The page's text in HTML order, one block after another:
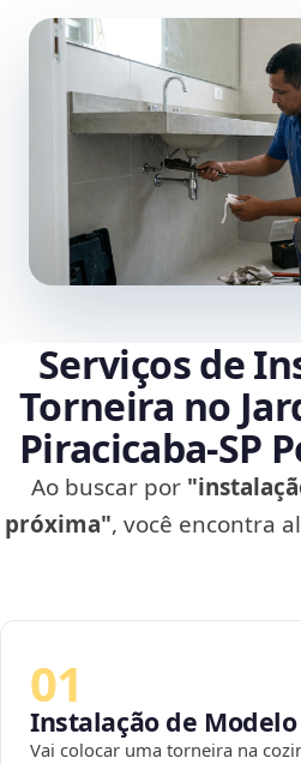
Serviços de
Torneira no
Piracicaba‑SP
Ao buscar por
próxima", você encontra
01
Instalação de
Vai colocar uma torneira na